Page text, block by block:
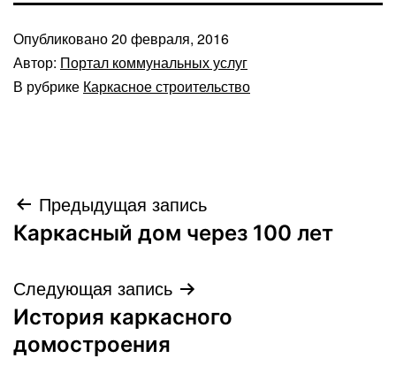
Опубликовано20 февраля, 2016
Автор: Портал коммунальных услуг
В рубрике Каркасное строительство
Навигация
по
записям
Предыдущая запись
Каркасный дом через 100 лет
Следующая запись
История каркасного
домостроения